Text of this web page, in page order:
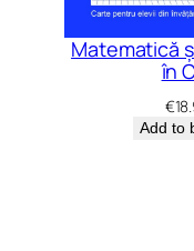
Matematică
în
€
Add to